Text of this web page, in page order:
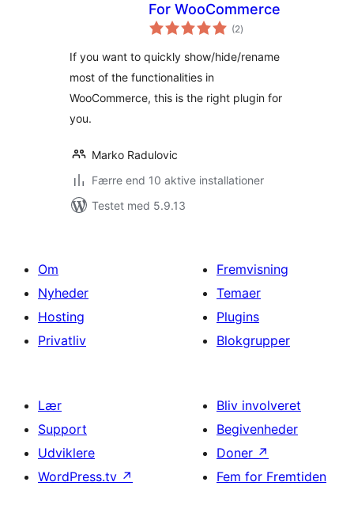
For WooCommerce
(2totale
bedømmelser
)
If you want to quickly show/hide/rename
most of the functionalities in
WooCommerce, this is the right plugin for
you.
Marko Radulovic
Færre end 10 aktive installationer
Testet med 5.9.13
Om
Nyheder
Hosting
Privatliv
Fremvisning
Temaer
Plugins
Blokgrupper
Lær
Support
Udviklere
WordPress.tv ↗
Bliv involveret
Begivenheder
Doner ↗
Fem for Fremtiden